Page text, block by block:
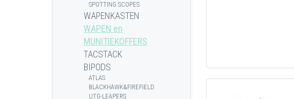
SPOTTING SCOPES
WAPENKASTEN
WAPEN en
MUNITIEKOFFERS
TACSTACK
BIPODS
ATLAS
BLACKHAWK&FIREFIELD
UTG-LEAPERS